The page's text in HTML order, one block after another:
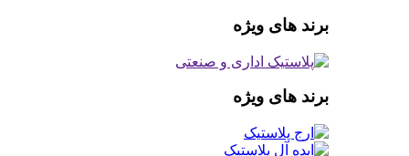
برند های ویژه
برند های ویژه